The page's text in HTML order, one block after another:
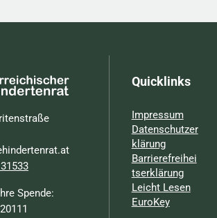
Spende:
Quicklinks
Impressum
Datenschutzer
klärung
Barrierefreihei
tserklärung
Leicht Lesen
EuroKey